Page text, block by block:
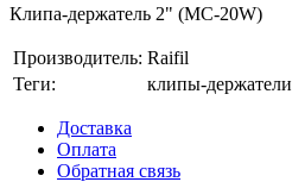
Клипа-держатель 2" (MC-20W)
Производитель: Raifil
Теги:
клипы-держатели
Доставка
Оплата
Обратная связь